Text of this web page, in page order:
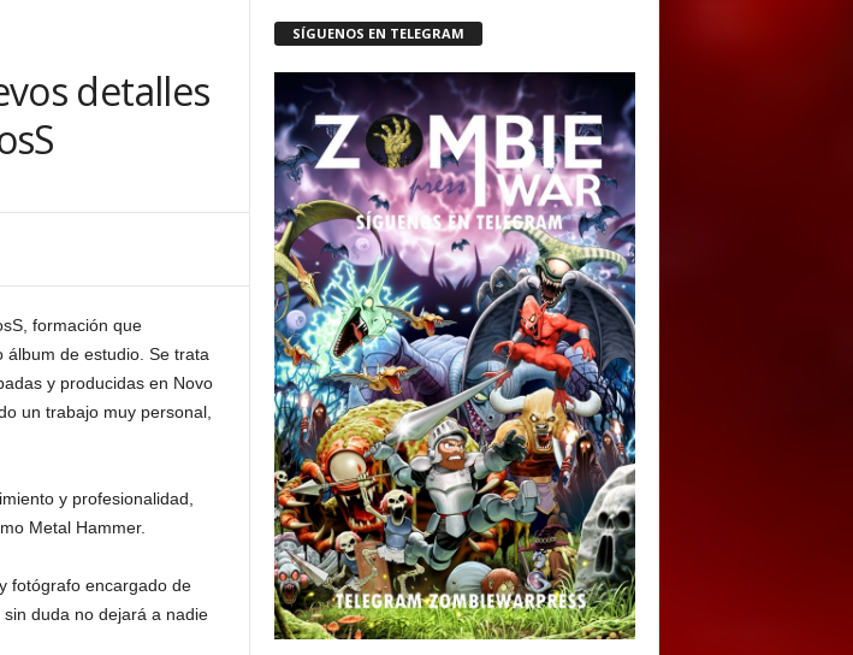
detalles
formación que
de estudio. Se trata
y producidas en Novo
un trabajo muy personal,
y profesionalidad,
Metal Hammer.
fotógrafo encargado de
duda no dejará a nadie
SÍGUENOS EN TELEGRAM